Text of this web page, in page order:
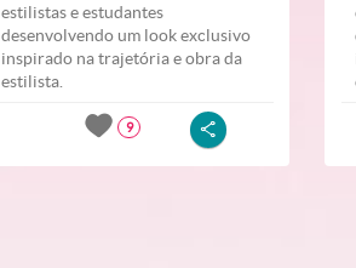
estilistas e estudantes
desenvolvendo um look exclusivo
inspirado na trajetória e obra da
estilista.
9